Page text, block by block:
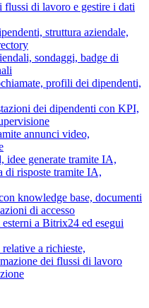
flussi di lavoro e gestire i dati
struttura aziendale,
sondaggi, badge di
profili dei dipendenti,
dei dipendenti con KPI,
annunci video,
idee generate tramite IA,
di risposte tramite IA,
knowledge base, documenti
di accesso
a Bitrix24 ed esegui
a richieste,
dei flussi di lavoro